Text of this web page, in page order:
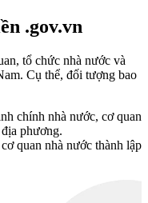
.gov.vn
tổ chức nhà nước và
Cụ thể, đối tượng bao
chính nhà nước, cơ quan
phương.
quan nhà nước thành lập